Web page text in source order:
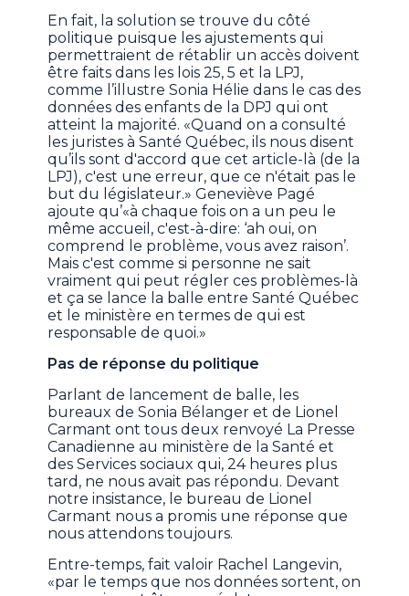
En fait, la solution se trouve du côté
politique puisque les ajustements qui
permettraient de rétablir un accès doivent
être faits dans les lois 25, 5 et la LPJ,
comme l’illustre Sonia Hélie dans le cas des
données des enfants de la DPJ qui ont
atteint la majorité. «Quand on a consulté
les juristes à Santé Québec, ils nous disent
qu’ils sont d'accord que cet article-là (de la
LPJ), c'est une erreur, que ce n'était pas le
but du législateur.» Geneviève Pagé
ajoute qu’«à chaque fois on a un peu le
même accueil, c'est-à-dire: ‘ah oui, on
comprend le problème, vous avez raison’.
Mais c'est comme si personne ne sait
vraiment qui peut régler ces problèmes-là
et ça se lance la balle entre Santé Québec
et le ministère en termes de qui est
responsable de quoi.»
Pas de réponse du politique
Parlant de lancement de balle, les
bureaux de Sonia Bélanger et de Lionel
Carmant ont tous deux renvoyé La Presse
Canadienne au ministère de la Santé et
des Services sociaux qui, 24 heures plus
tard, ne nous avait pas répondu. Devant
notre insistance, le bureau de Lionel
Carmant nous a promis une réponse que
nous attendons toujours.
Entre-temps, fait valoir Rachel Langevin,
«par le temps que nos données sortent, on